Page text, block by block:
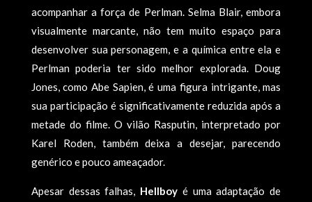
acompanhar a força de Perlman. Selma Blair, embora
visualmente marcante, não tem muito espaço para
desenvolver sua personagem, e a química entre ela e
Perlman poderia ter sido melhor explorada. Doug
Jones, como Abe Sapien, é uma figura intrigante, mas
sua participação é significativamente reduzida após a
metade do filme. O vilão Rasputin, interpretado por
Karel Roden, também deixa a desejar, parecendo
genérico e pouco ameaçador.
Apesar dessas falhas, Hellboy é uma adaptação de